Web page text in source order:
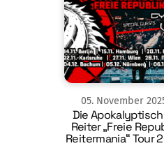
05. November
Die
Reiter „Freie
Reitermania“ Tour